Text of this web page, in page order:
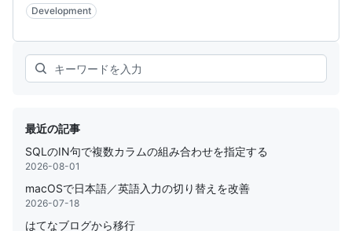
Development
Search
最近の記事
SQLのIN句で複数カラムの組み合わせを指定する
2026-08-01
macOSで日本語／英語入力の切り替えを改善
2026-07-18
はてなブログから移行